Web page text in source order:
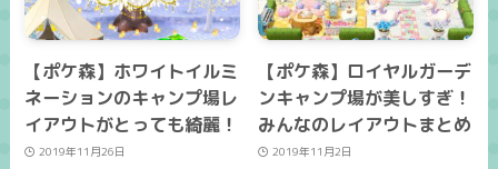
【ポケ森】ホワイトイルミ
ネーションのキャンプ場レ
イアウトがとっても綺麗！
2019年11月26日
【ポケ森】ロイヤルガーデ
ンキャンプ場が美しすぎ！
みんなのレイアウトまとめ
2019年11月2日